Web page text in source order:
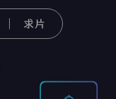
求片